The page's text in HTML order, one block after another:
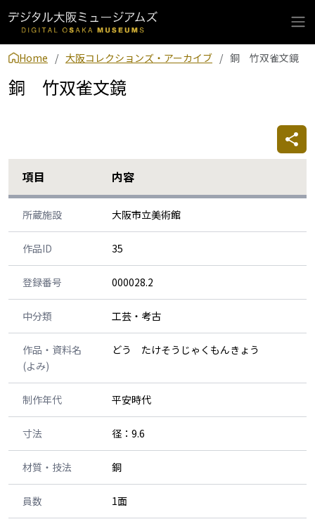
Home 大阪コレクションズ・アーカイブ 銅 竹双雀文鏡
銅 竹双雀文鏡
項目 内容
所蔵施設 大阪市立美術館
作品ID 35
登録番号 000028.2
中分類 工芸・考古
作品・資料名
(よみ)
どう たけそうじゃくもんきょう
制作年代 平安時代
寸法 径：9.6
材質・技法 銅
員数 1面